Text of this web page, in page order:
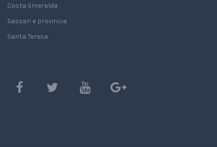
Costa Smeralda
Sassari e provincia
Santa Teresa